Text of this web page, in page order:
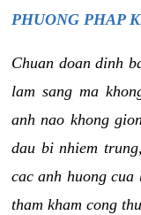
PHUONG PHAP
Chuan doan dinh
lam sang ma
anh nao khong
dau bi nhiem
cac anh huong
tham kham cong